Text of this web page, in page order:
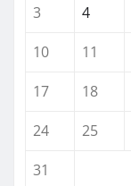
3
4
10
11
17
18
24
25
31